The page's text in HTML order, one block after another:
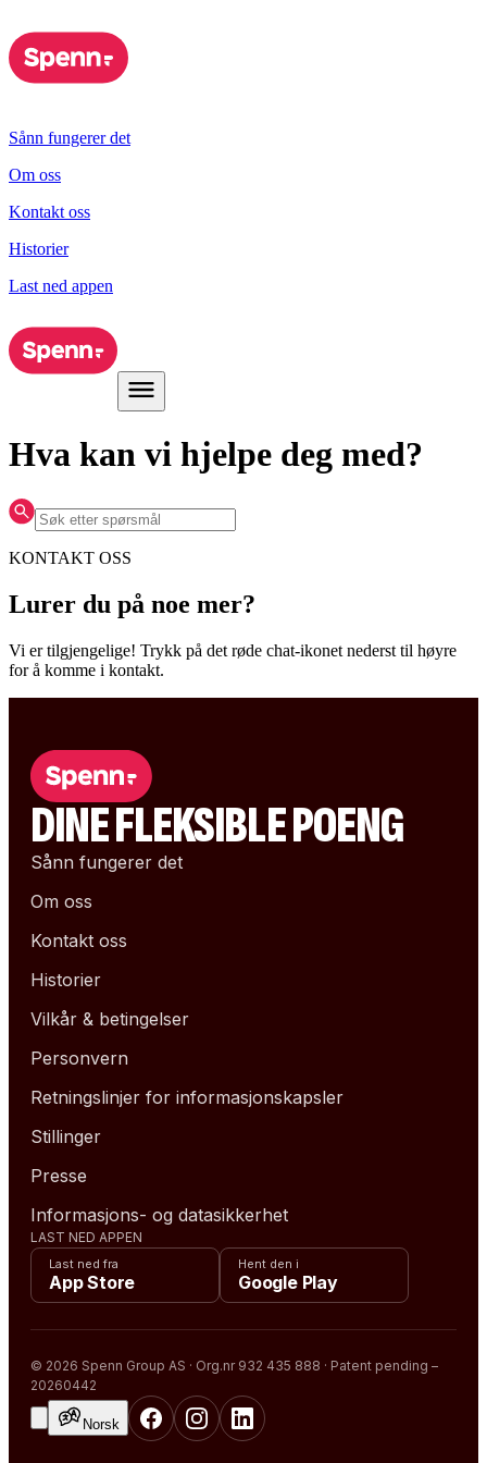
Sånn fungerer det
Om oss
Kontakt oss
Historier
Last ned appen
Hva kan vi hjelpe deg med?
KONTAKT OSS
Lurer du på noe mer?
Vi er tilgjengelige! Trykk på det røde chat-ikonet nederst til høyre
for å komme i kontakt.
DINE FLEKSIBLE POENG
Sånn fungerer det
Om oss
Kontakt oss
Historier
Vilkår & betingelser
Personvern
Retningslinjer for informasjonskapsler
Stillinger
Presse
Informasjons- og datasikkerhet
LAST NED APPEN
Last ned fra
App Store
Hent den i
Google Play
© 2026 Spenn Group AS · Org.nr 932 435 888 · Patent pending –
20260442
Norsk